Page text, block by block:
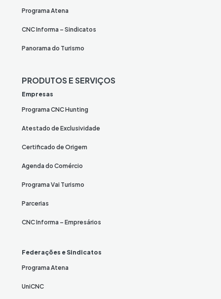
Programa Atena
CNC Informa – Sindicatos
Panorama do Turismo
PRODUTOS E SERVIÇOS
Empresas
Programa CNC Hunting
Atestado de Exclusividade
Certificado de Origem
Agenda do Comércio
Programa Vai Turismo
Parcerias
CNC Informa – Empresários
Federações e Sindicatos
Programa Atena
UniCNC